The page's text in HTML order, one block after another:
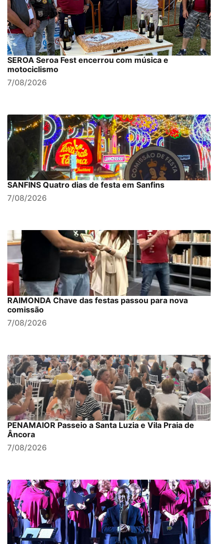
SEROA Seroa Fest encerrou com música e
motociclismo
7/08/2026
SANFINS Quatro dias de festa em Sanfins
7/08/2026
RAIMONDA Chave das festas passou para nova
comissão
7/08/2026
PENAMAIOR Passeio a Santa Luzia e Vila Praia de
Âncora
7/08/2026